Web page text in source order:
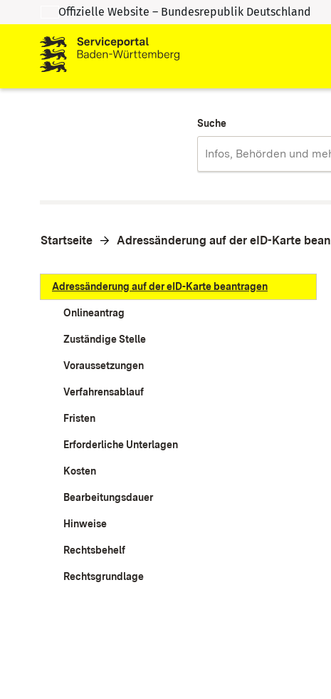
Zum Inhalt springen
Zur Suche springen
Offizielle Website – Bundesrepublik Deutschland
Suche
Startseite Adressänderung auf der eID-Karte
Adressänderung auf der eID-Karte beantragen
Onlineantrag
Zuständige Stelle
Voraussetzungen
Verfahrensablauf
Fristen
Erforderliche Unterlagen
Kosten
Bearbeitungsdauer
Hinweise
Rechtsbehelf
Rechtsgrundlage